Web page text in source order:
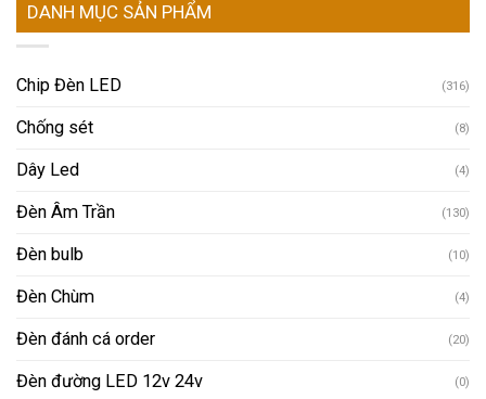
DANH MỤC SẢN PHẨM
Chip Đèn LED (316)
Chống sét (8)
Dây Led (4)
Đèn Âm Trần (130)
Đèn bulb (10)
Đèn Chùm (4)
Đèn đánh cá order (20)
Đèn đường LED 12v 24v (0)